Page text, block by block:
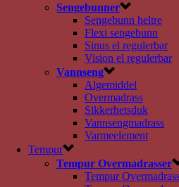
Sengebunner
Sengebunn heltre
Flexi sengebunn
Sinus el regulerbar
Vision el regulerbar
Vannseng
Algemiddel
Overmadrass
Sikkerhetsduk
Vannsengmadrass
Varmeelement
Tempur
Tempur Overmadrasser
Tempur